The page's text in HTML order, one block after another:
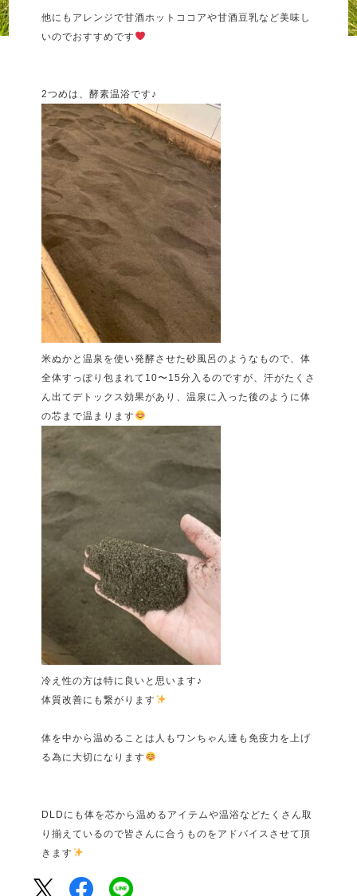
他にもアレンジで甘酒ホットココアや甘酒豆乳など美味し
いのでおすすめです
2つめは、酵素温浴です♪
米ぬかと温泉を使い発酵させた砂風呂のようなもので、体
全体すっぽり包まれて 10〜15分入るのですが、汗がたくさ
ん出てデトックス効果があり、温泉に入った後のように体
の芯まで温まります
冷え性の方は特に良いと思います♪
体質改善にも繋がります
体を中から温めることは人もワンちゃん達も免疫力を上げ
る為に大切になります
DLD にも体を芯から温めるアイテムや温浴などたくさん取
り揃えているので皆さんに合うものをアドバイスさせて頂
きます